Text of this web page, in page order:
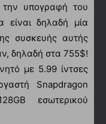
υπογραφή του
είναι δηλαδή μία
συσκευής αυτής
δηλαδή στα 755$!
με 5.99 ίντσες
Snapdragon
εσωτερικού